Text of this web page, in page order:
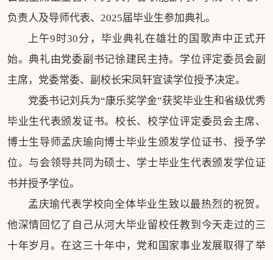
负责人及导师代表、2025届毕业生参加典礼。
上午9时30分，毕业典礼在雄壮的国歌声中正式开
始。典礼由党委副书记徐建民主持。学位评定委员会副
主席，党委常委、副校长宋凤轩宣读学位授予决定。
党委书记刘兵为“康乐奖学金”获奖毕业生和省级优秀
毕业生代表颁发证书。校长、校学位评定委员会主席、
博士生导师孟庆瑜向博士毕业生颁发学位证书、授予学
位。与会领导共同为硕士、学士毕业生代表颁发学位证
书并授予学位。
孟庆瑜代表学校向全体毕业生致以最热烈的祝贺。
他深情回忆了自己从河大毕业留校任教到今天走过的三
十年岁月。在这三十年中，党和国家事业发展取得了举